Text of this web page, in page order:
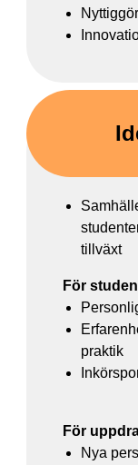
tillväxt
För
praktik
För
Nya